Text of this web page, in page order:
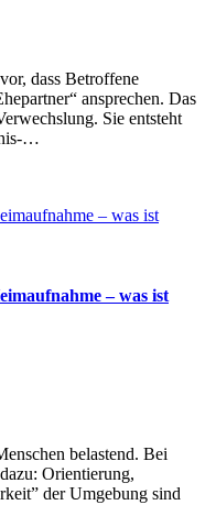
dass Betroffene
ansprechen. Das
Sie entsteht
…
– was ist
belastend. Bei
Orientierung,
der Umgebung sind